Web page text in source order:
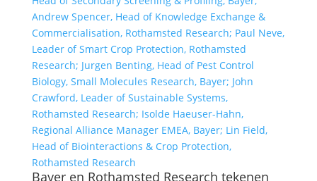
Bayer en Rothamsted Research tekenen